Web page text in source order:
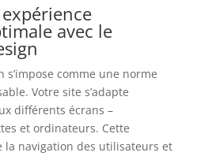
avec le
s’impose comme une norme
Votre site s’adapte
différents écrans –
et ordinateurs. Cette
la navigation des utilisateurs et